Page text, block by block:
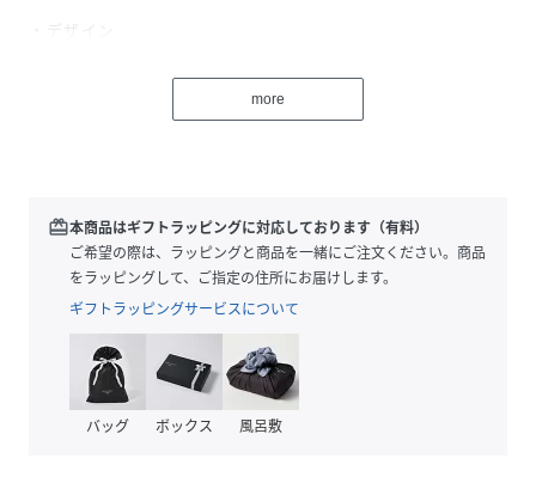
・デザイン
キャミビスチェは前後2WAY仕様で、リボンありなしで楽し
・おすすめスタイリング
シンプルなTシャツにセットで合わせるだけでスタイリング
が完成します。
単品それぞれでも使えて、トップスは様々なボトムスに合う
ので、夏のレイヤードスタイルに活躍します。
コスパ タイパ セットアップ 夏 お出かけ 旅行 着回
more
redeem本商品はギフトラッピングに対応しております（有料）
ご希望の際は、ラッピングと商品を一緒にご注文ください。商品
をラッピングして、ご指定の住所にお届けします。
ギフトラッピングサービスについて
バッグ ボックス 風呂敷